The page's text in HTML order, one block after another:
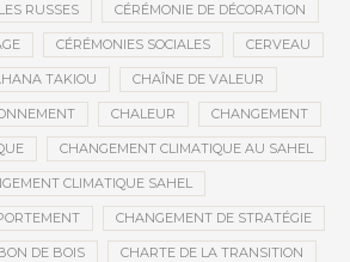
RUSSES CÉRÉMONIE DE DÉCORATION
CÉRÉMONIES SOCIALES CERVEAU
TAKIOU CHAÎNE DE VALEUR
CHALEUR CHANGEMENT
CHANGEMENT CLIMATIQUE AU SAHEL
CLIMATIQUE SAHEL
CHANGEMENT DE STRATÉGIE
DE BOIS CHARTE DE LA TRANSITION